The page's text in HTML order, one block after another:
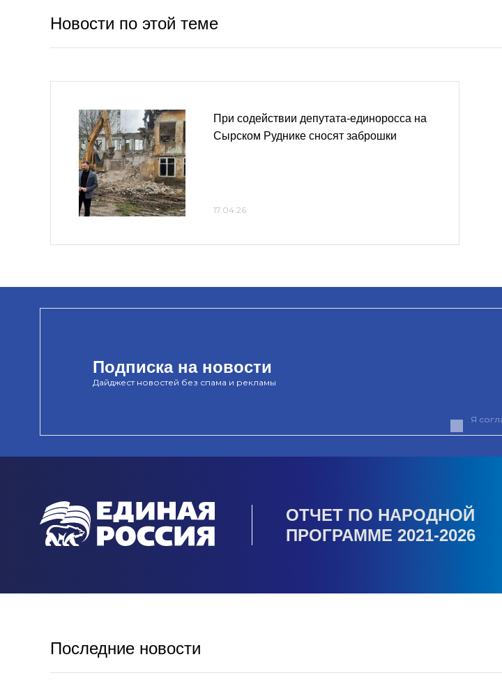
Новости по этой теме
При содействии депутата-единоросса на
Сырском Руднике сносят заброшки
17.04.26
Подписка на новости
Дайджест новостей без спама и рекламы
Я
ОТЧЕТ ПО НАРОДНОЙ
ПРОГРАММЕ 2021-2026
Последние новости